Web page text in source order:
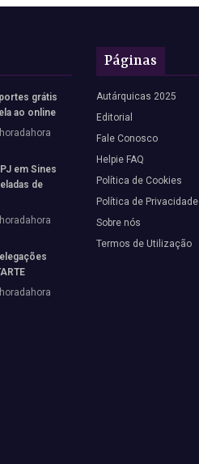
grátis
ao online
em Sines
de
Páginas
Autárquicas 2025
Editorial
Fale Conosco
Helpie FAQ
Política de Cookies
Política de Privacidade
Sobre nós
Termos de Utilização